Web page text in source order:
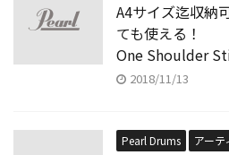
A4サイズ迄収納
ても使える！
One Shoulder
2018/11/13
Pearl Drums アー